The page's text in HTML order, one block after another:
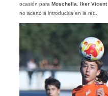
ocasión para Moschella Iker Vicent
no acertó a introducirla en la red.